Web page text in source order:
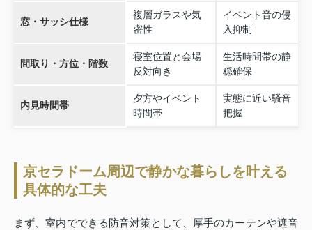
窓・サッシ仕様
複層ガラスや気
密性
イベント音の侵
入抑制
間取り・方位・階数
寝室位置と会場
反対向き
生活時間帯の静
穏確保
内見時間帯
夕方やイベント
時間帯
実態に近い騒音
把握
京セラドーム周辺で静かな暮らしを叶える
具体的な工夫
まず、室内でできる防音対策として、厚手のカーテンや遮音